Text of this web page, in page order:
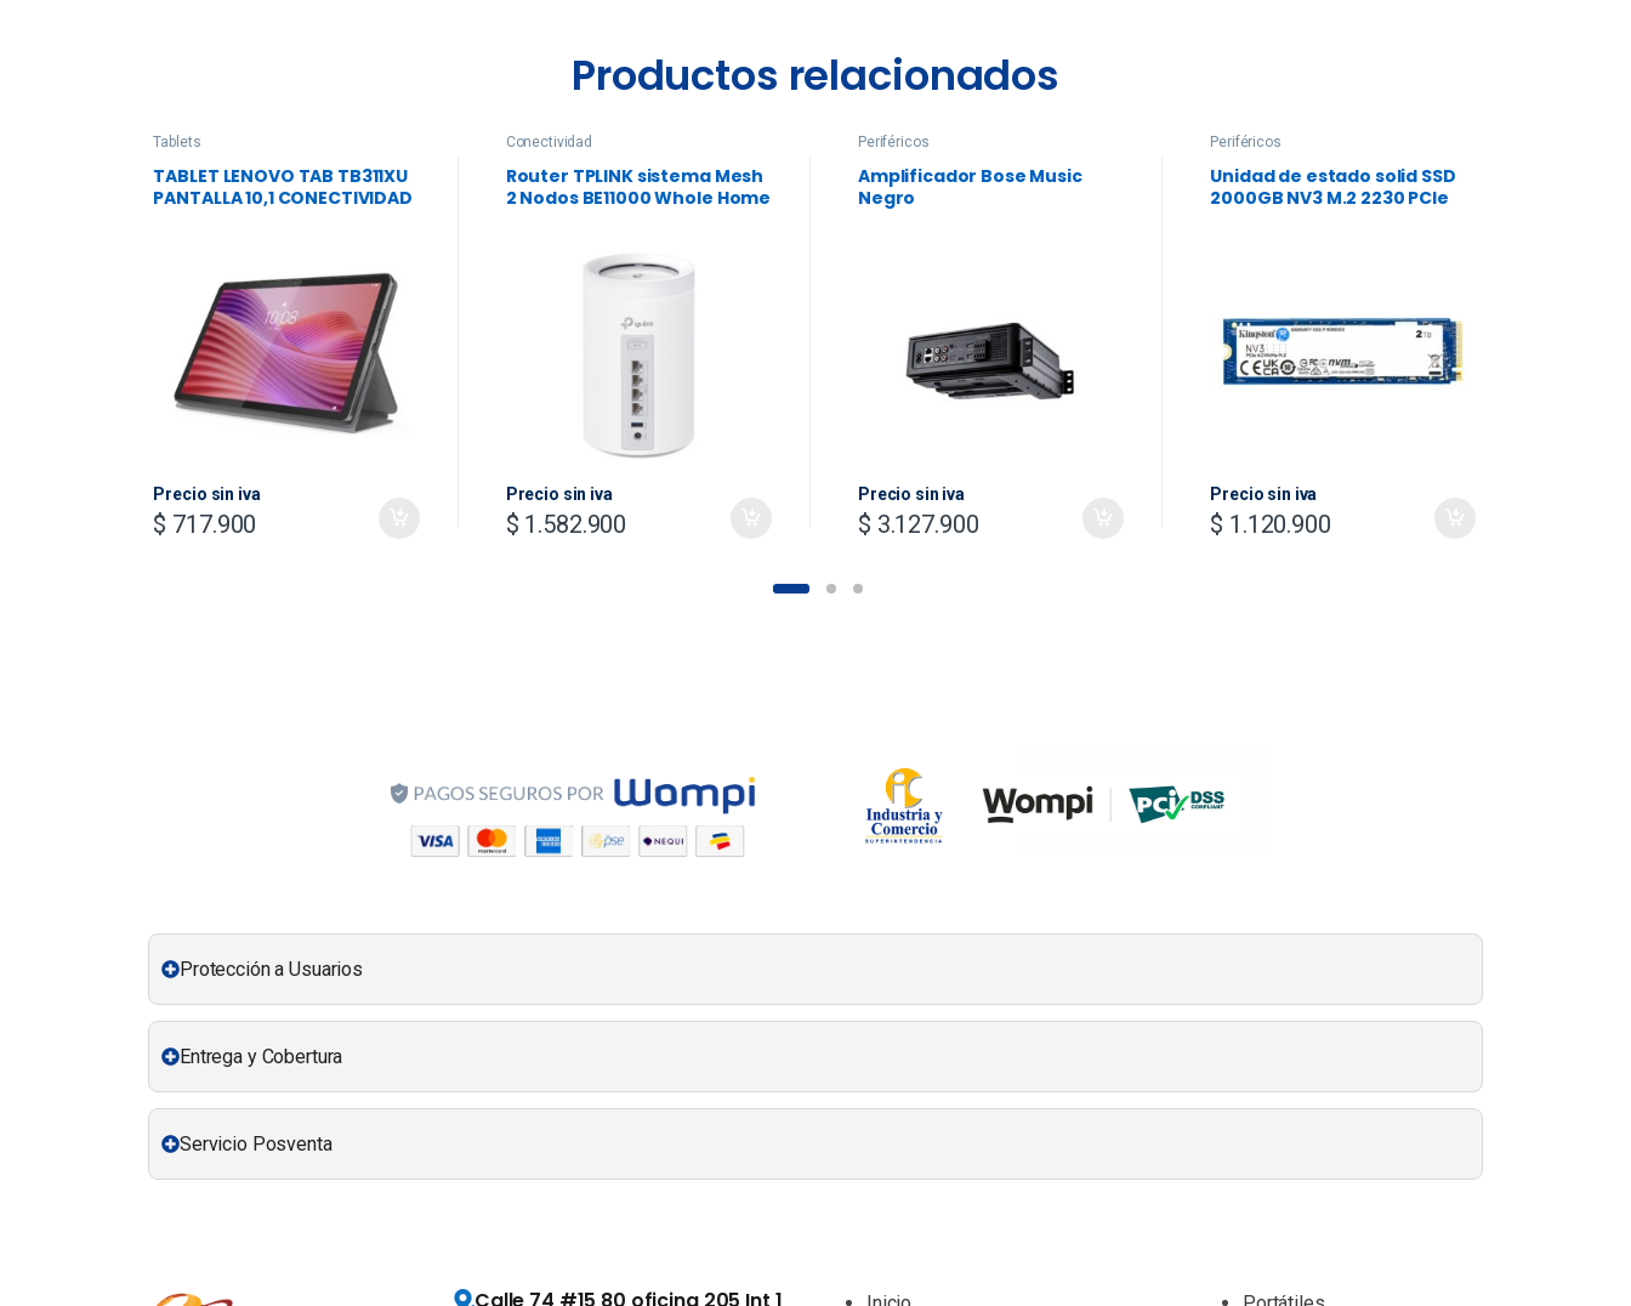
Productos relacionados
Tablets
TABLET LENOVO TAB TB311XU
PANTALLA 10,1 CONECTIVIDAD
ESTUCHE TIPO FOLIO +
CARGADOR
Precio sin iva
$ 717.900
Conectividad
Router TPLINK sistema Mesh
2 Nodos BE11000 Whole Home
Precio sin iva
$ 1.582.900
Periféricos
Amplificador Bose Music
Negro
Precio sin iva
$ 3.127.900
Periféricos
Unidad de estado solid SSD
2000GB NV3 M.2 2230 PCIe
Precio sin iva
$ 1.120.900
Protección a Usuarios
Entrega y Cobertura
Servicio Posventa